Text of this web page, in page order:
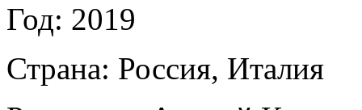
Год: 2019
Страна: Россия, Италия